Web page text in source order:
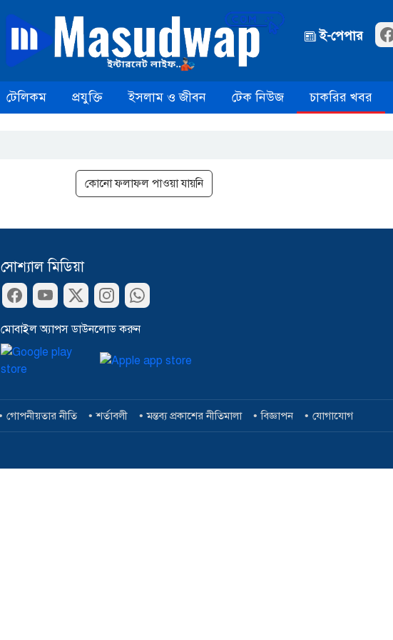
ই-পেপার
টেলিকম প্রযুক্তি ইসলাম ও জীবন টেক নিউজ চাকরির খবর
কোনো ফলাফল পাওয়া যায়নি
সোশ্যাল মিডিয়া
মোবাইল অ্যাপস ডাউনলোড করুন
গোপনীয়তার নীতি শর্তাবলী মন্তব্য প্রকাশের নীতিমালা বিজ্ঞাপন যোগাযোগ